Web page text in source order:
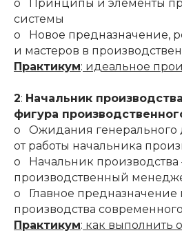
o Принципы и элементы
системы
o Новое предназначение,
и мастеров в
Практикум: идеальное
2: Начальник
фигура
o Ожидания генерального
от работы начальника
o Начальник
производственный
o Главное предназначение
производства
Практикум: как выполнить